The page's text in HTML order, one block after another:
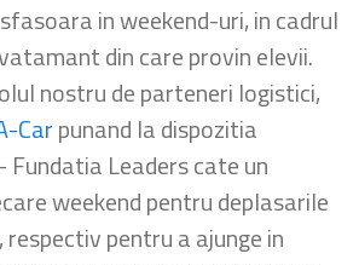
in weekend-uri, in cadrul
din care provin elevii.
nostru de parteneri logistici,
Carpunand la dispozitia
Leaders cate un
weekend pentru deplasarile
pentru a ajunge in